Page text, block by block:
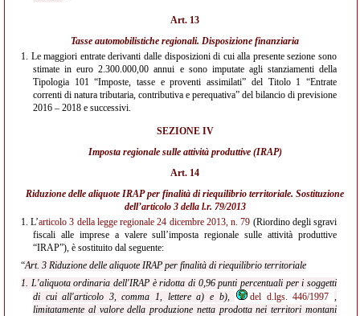
Art. 13
Tasse automobilistiche regionali. Disposizione finanziaria
1. Le maggiori entrate derivanti dalle disposizioni di cui alla presente sezione sono
stimate in euro 2.300.000,00 annui e sono imputate agli stanziamenti della
Tipologia 101 “Imposte, tasse e proventi assimilati” del Titolo 1 “Entrate
correnti di natura tributaria, contributiva e perequativa” del bilancio di previsione
2016 – 2018 e successivi.
SEZIONE IV
Imposta regionale sulle attività produttive (IRAP)
Art. 14
Riduzione delle aliquote IRAP per finalità di riequilibrio territoriale. Sostituzione
dell’articolo 3 della l.r. 79/2013
1. L’articolo 3 della legge regionale 24 dicembre 2013, n. 79 (Riordino degli sgravi
fiscali alle imprese a valere sull’imposta regionale sulle attività produttive
“IRAP”), è sostituito dal seguente:
“Art. 3 Riduzione delle aliquote IRAP per finalità di riequilibrio territoriale
1. L'aliquota ordinaria dell'IRAP è ridotta di 0,96 punti percentuali per i soggetti
di cui all'articolo 3, comma 1, lettere a) e b),
del d.lgs. 446/1997 ,
limitatamente al valore della produzione netta prodotta nei territori montani